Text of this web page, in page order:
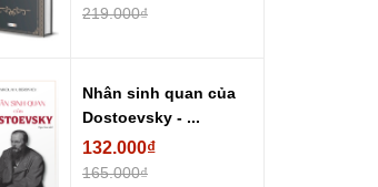
219.000₫
Nhân sinh quan của
Dostoevsky - ...
132.000₫
165.000₫